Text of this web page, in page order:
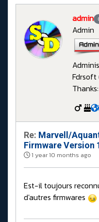
admin
Admin
Fdrsoft
Re: Marvell/
Firmware Version
1 year 10 months ago
Est-il toujours
d'autres firmwares